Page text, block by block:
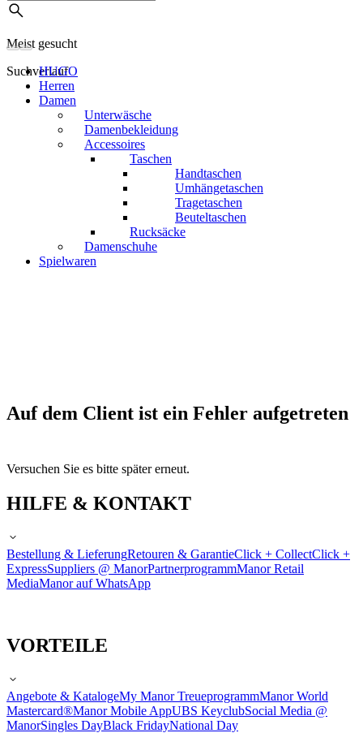
Meist gesucht
Suchverlauf
HUGO
Herren
Damen
Unterwäsche
Damenbekleidung
Accessoires
Taschen
Handtaschen
Umhängetaschen
Tragetaschen
Beuteltaschen
Rucksäcke
Damenschuhe
Spielwaren
Auf dem Client ist ein Fehler aufgetreten
Versuchen Sie es bitte später erneut.
HILFE & KONTAKT
Bestellung & LieferungRetouren & GarantieClick + CollectClick +
ExpressSuppliers @ ManorPartnerprogrammManor Retail
MediaManor auf WhatsApp
VORTEILE
Angebote & KatalogeMy Manor TreueprogrammManor World
Mastercard®Manor Mobile AppUBS KeyclubSocial Media @
ManorSingles DayBlack FridayNational Day